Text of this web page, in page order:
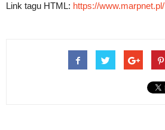
Link tagu HTML: https://www.marpnet.pl/